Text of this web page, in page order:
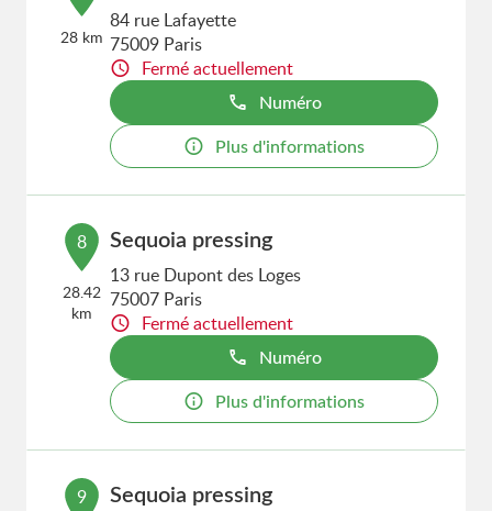
28 km
84 rue Lafayette
75009 Paris
Fermé actuellement
Numéro
Plus d'informations
8
28.42
km
Sequoia pressing
13 rue Dupont des Loges
75007 Paris
Fermé actuellement
Numéro
Plus d'informations
9 Sequoia pressing